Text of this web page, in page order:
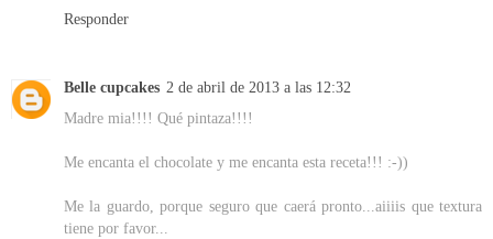
Responder
Belle cupcakes 2 de abril de 2013 a las 12:32
Madre mia!!!! Qué pintaza!!!!
Me encanta el chocolate y me encanta esta receta!!! :-))
Me la guardo, porque seguro que caerá pronto...aiiiis que textura
tiene por favor...